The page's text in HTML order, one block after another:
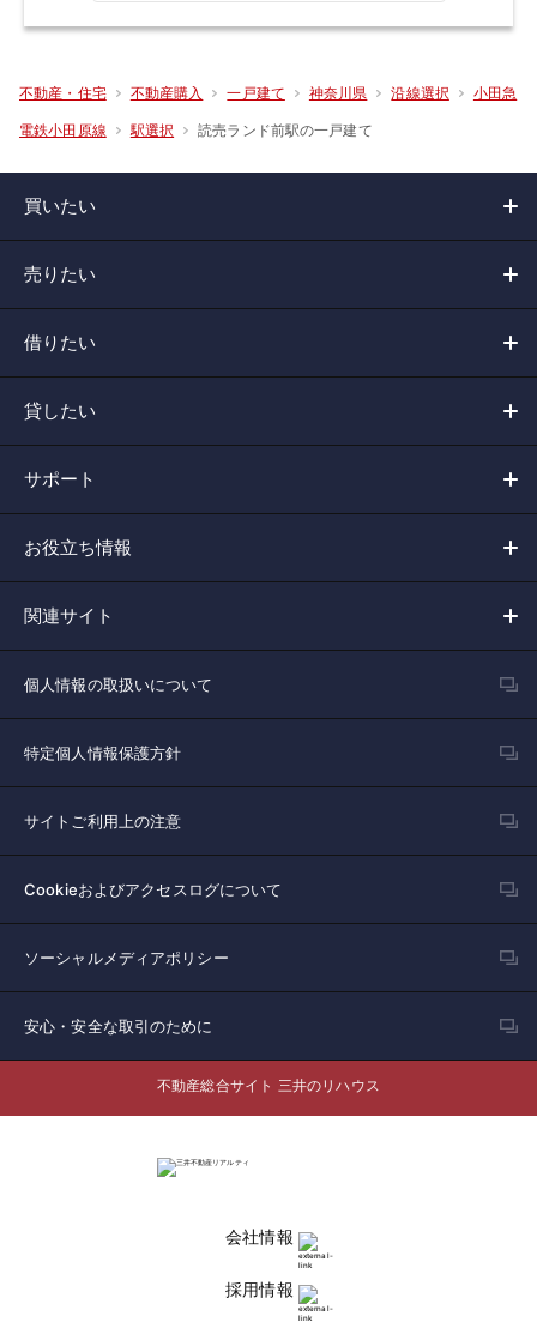
不動産・住宅 不動産購入 一戸建て 神奈川県 沿線選択 小田急
電鉄小田原線 駅選択 読売ランド前駅の一戸建て
買いたい
売りたい
借りたい
貸したい
サポート
お役立ち情報
関連サイト
個人情報の取扱いについて
特定個人情報保護方針
サイトご利用上の注意
Cookieおよびアクセスログについて
ソーシャルメディアポリシー
安心・安全な取引のために
不動産総合サイト 三井のリハウス
会社情報
採用情報